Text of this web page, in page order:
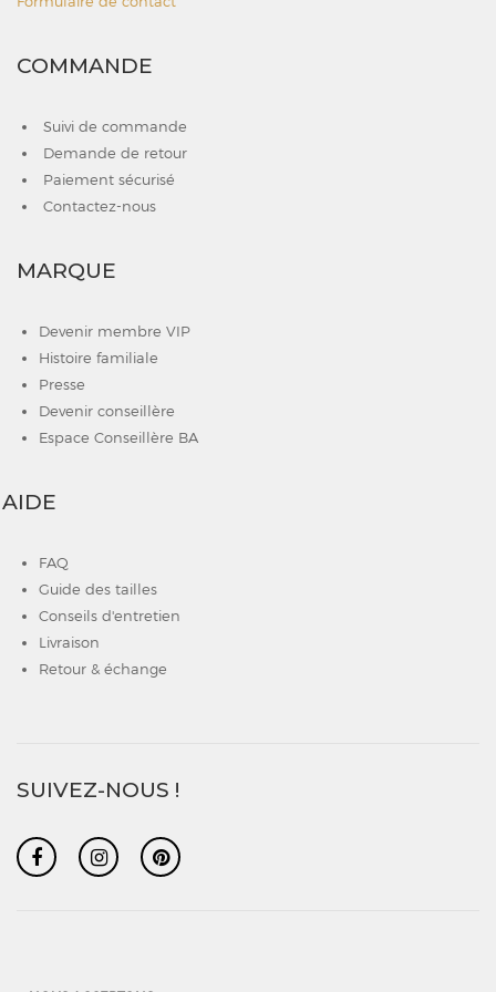
COMMANDE
Suivi de commande
Demande de retour
Paiement sécurisé
Contactez-nous
MARQUE
Devenir membre VIP
Histoire familiale
Presse
Devenir conseillère
Espace Conseillère BA
AIDE
FAQ
Guide des tailles
Conseils d'entretien
Livraison
Retour & échange
SUIVEZ-NOUS !